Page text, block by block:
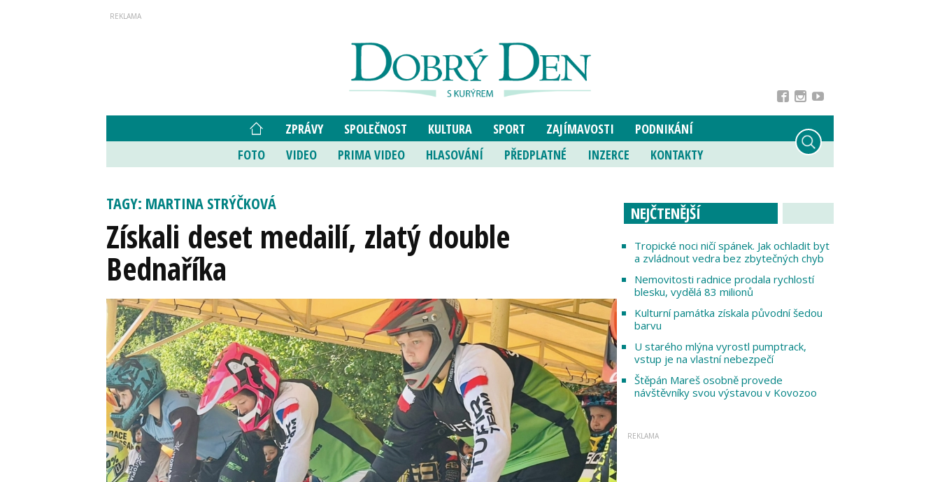
ZPRÁVY SPOLEČNOST KULTURA SPORT ZAJÍMAVOSTI
PODNIKÁNÍ
FOTO
VIDEO PRIMA VIDEO HLASOVÁNÍ PŘEDPLATNÉ INZERCE KONTAKTY
TAGY: MARTINA STRÝČKOVÁ
Získali deset medailí, zlatý double
Bednaříka
NEJČTENĚJŠÍ
Tropické noci ničí spánek. Jak ochladit byt
a zvládnout vedra bez zbytečných chyb
Nemovitosti radnice prodala rychlostí
blesku, vydělá 83 milionů
Kulturní památka získala původní šedou
barvu
U starého mlýna vyrostl pumptrack,
vstup je na vlastní nebezpečí
Štěpán Mareš osobně provede
návštěvníky svou výstavou v Kovozoo